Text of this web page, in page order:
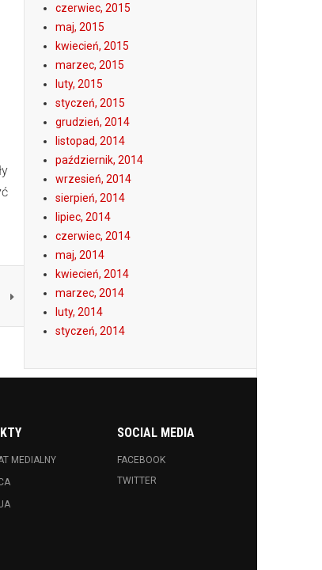
czerwiec, 2015
maj, 2015
kwiecień, 2015
marzec, 2015
luty, 2015
styczeń, 2015
grudzień, 2014
listopad, 2014
październik, 2014
wrzesień, 2014
sierpień, 2014
lipiec, 2014
czerwiec, 2014
maj, 2014
kwiecień, 2014
marzec, 2014
luty, 2014
styczeń, 2014
MEDIALNY
SOCIAL MEDIA
FACEBOOK
TWITTER